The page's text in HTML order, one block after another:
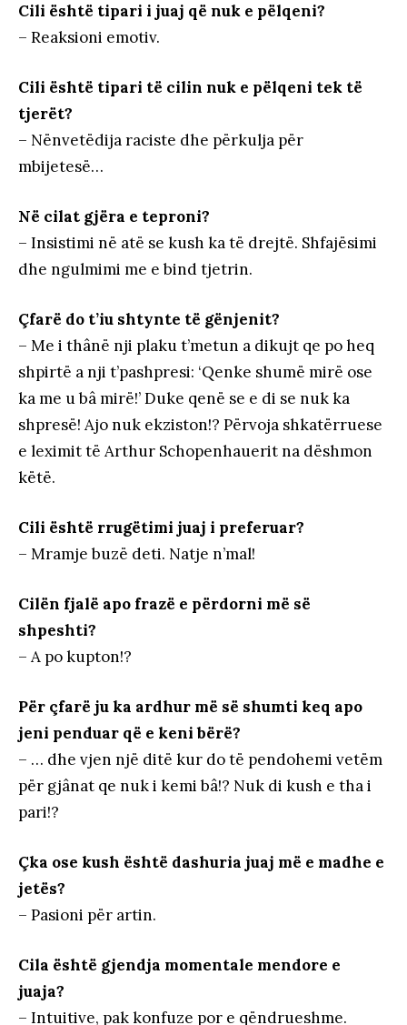
Cili është tipari i juaj që nuk e pëlqeni?
– Reaksioni emotiv.
Cili është tipari të cilin nuk e pëlqeni tek të
tjerët?
– Nënvetëdija raciste dhe përkulja për
mbijetesë…
Në cilat gjëra e teproni?
– Insistimi në atë se kush ka të drejtë. Shfajësimi
dhe ngulmimi me e bind tjetrin.
Çfarë do t’iu shtynte të gënjenit?
– Me i thânë nji plaku t’metun a dikujt qe po heq
shpirtë a nji t’pashpresi: ‘Qenke shumë mirë ose
ka me u bâ mirë!’ Duke qenë se e di se nuk ka
shpresë! Ajo nuk ekziston!? Përvoja shkatërruese
e leximit të Arthur Schopenhauerit na dëshmon
këtë.
Cili është rrugëtimi juaj i preferuar?
– Mramje buzë deti. Natje n’mal!
Cilën fjalë apo frazë e përdorni më së
shpeshti?
– A po kupton!?
Për çfarë ju ka ardhur më së shumti keq apo
jeni penduar që e keni bërë?
– … dhe vjen një ditë kur do të pendohemi vetëm
për gjânat qe nuk i kemi bâ!? Nuk di kush e tha i
pari!?
Çka ose kush është dashuria juaj më e madhe e
jetës?
– Pasioni për artin.
Cila është gjendja momentale mendore e
juaja?
– Intuitive, pak konfuze por e qëndrueshme.